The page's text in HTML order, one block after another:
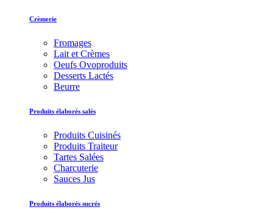
Crèmerie
Fromages
Lait et Crèmes
Oeufs Ovoproduits
Desserts Lactés
Beurre
Produits élaborés salés
Produits Cuisinés
Produits Traiteur
Tartes Salées
Charcuterie
Sauces Jus
Produits élaborés sucrés